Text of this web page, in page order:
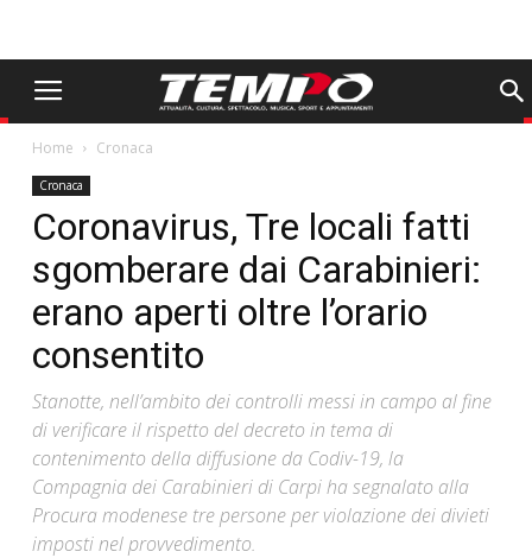
Home Cronaca
Cronaca
Coronavirus, Tre locali fatti
sgomberare dai Carabinieri:
erano aperti oltre l’orario
consentito
Stanotte, nell’ambito dei controlli messi in campo al fine
di verificare il rispetto del decreto in tema di
contenimento della diffusione da Codiv-19, la
Compagnia dei Carabinieri di Carpi ha segnalato alla
Procura modenese tre persone per violazione dei divieti
imposti nel provvedimento.